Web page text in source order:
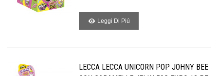
Leggi Di Piú
LECCA LECCA UNICORN POP JOHNY BEE